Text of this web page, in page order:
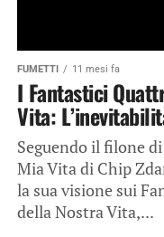
FUMETTI 11 mesi fa
I Fantastici
Vita:
Seguendo il filone
Mia Vita di Chip
la sua visione sui
della Nostra Vita,...